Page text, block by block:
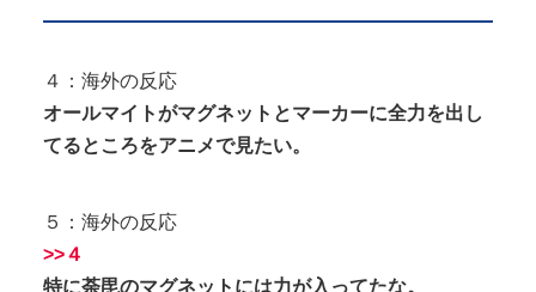
４：海外の反応
オールマイトがマグネットとマーカーに全力を出し
てるところをアニメで見たい。
５：海外の反応
>>４
特に荼毘のマグネットには力が入ってたな。